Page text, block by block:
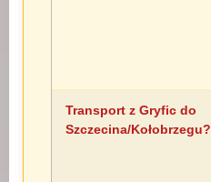
Transport z Gryfic do
Szczecina/Kołobrzegu?